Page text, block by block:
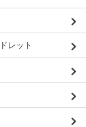
レット